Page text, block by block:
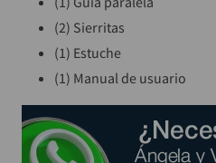
(2) Sierritas
(1) Estuche
(1) Manual de usuario